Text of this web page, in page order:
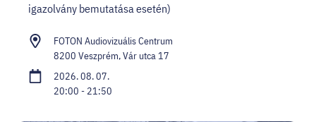
igazolvány bemutatása esetén)
FOTON Audiovizuális Centrum
8200 Veszprém, Vár utca 17
2026. 08. 07.
20:00 - 21:50